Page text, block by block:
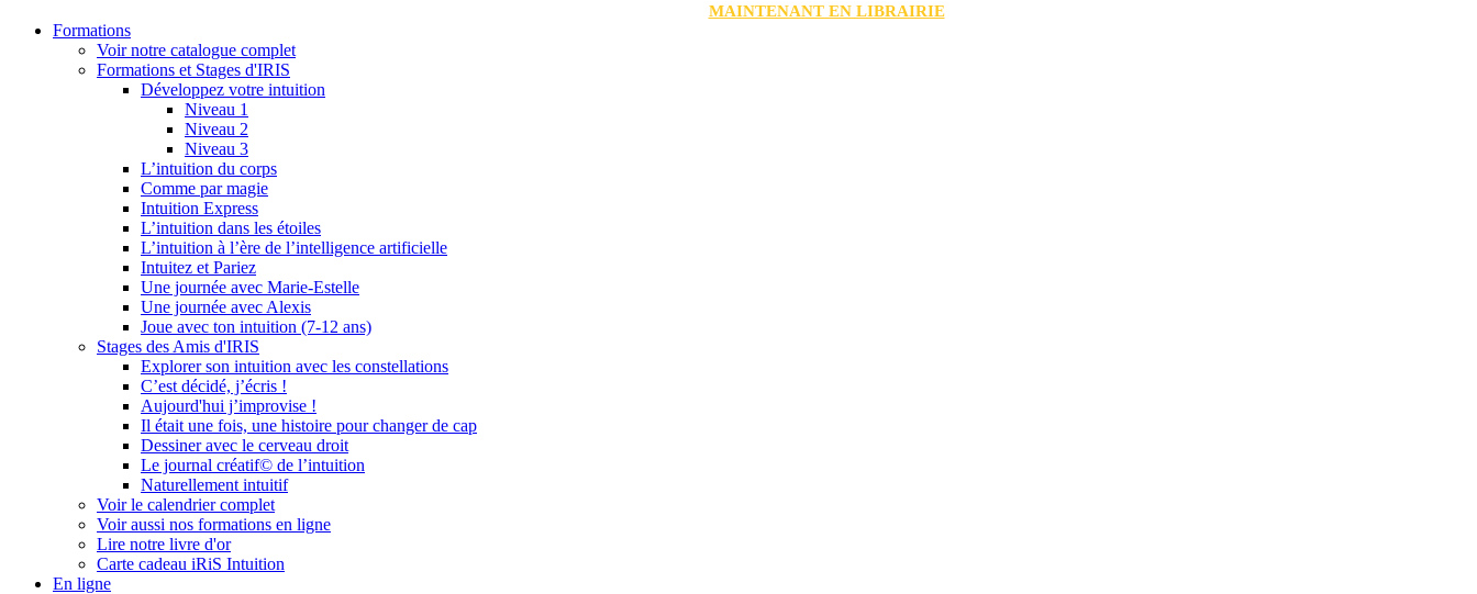
MAINTENANT EN LIBRAIRIE
Formations
Voir notre catalogue complet
Formations et Stages d'IRIS
Développez votre intuition
Niveau 1
Niveau 2
Niveau 3
L’intuition du corps
Comme par magie
Intuition Express
L’intuition dans les étoiles
L’intuition à l’ère de l’intelligence artificielle
Intuitez et Pariez
Une journée avec Marie-Estelle
Une journée avec Alexis
Joue avec ton intuition (7-12 ans)
Stages des Amis d'IRIS
Explorer son intuition avec les constellations
C’est décidé, j’écris !
Aujourd'hui j’improvise !
Il était une fois, une histoire pour changer de cap
Dessiner avec le cerveau droit
Le journal créatif© de l’intuition
Naturellement intuitif
Voir le calendrier complet
Voir aussi nos formations en ligne
Lire notre livre d'or
Carte cadeau iRiS Intuition
En ligne